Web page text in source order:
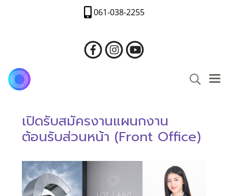
061-038-2255
เปิดรับสมัครงานแผนกงาน
ต้อนรับส่วนหน้า (Front Office)